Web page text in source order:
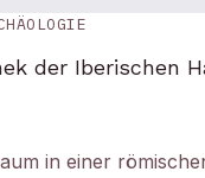
der Iberischen
in einer